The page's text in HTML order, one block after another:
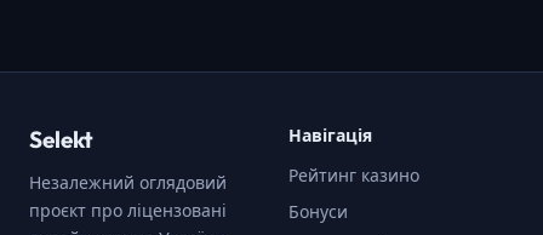
Selekt
Незалежний оглядовий
проєкт про ліцензовані
Навігація
Рейтинг казино
Бонуси